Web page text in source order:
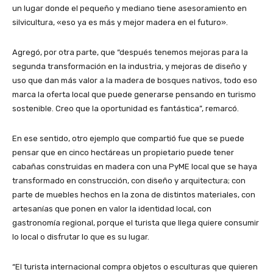
un lugar donde el pequeño y mediano tiene asesoramiento en
silvicultura, «eso ya es más y mejor madera en el futuro».
Agregó, por otra parte, que “después tenemos mejoras para la
segunda transformación en la industria, y mejoras de diseño y
uso que dan más valor a la madera de bosques nativos, todo eso
marca la oferta local que puede generarse pensando en turismo
sostenible. Creo que la oportunidad es fantástica”, remarcó.
En ese sentido, otro ejemplo que compartió fue que se puede
pensar que en cinco hectáreas un propietario puede tener
cabañas construidas en madera con una PyME local que se haya
transformado en construcción, con diseño y arquitectura; con
parte de muebles hechos en la zona de distintos materiales, con
artesanías que ponen en valor la identidad local, con
gastronomía regional, porque el turista que llega quiere consumir
lo local o disfrutar lo que es su lugar.
“El turista internacional compra objetos o esculturas que quieren